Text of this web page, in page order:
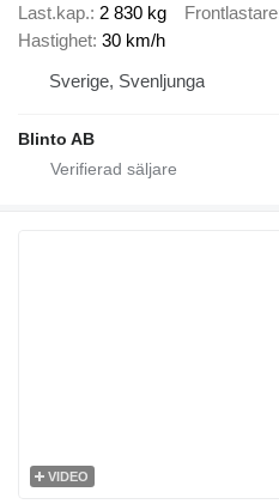
Last.kap. 2 830 kg Frontlastare
Hastighet 30 km/h
Sverige, Svenljunga
Blinto AB
VIDEO